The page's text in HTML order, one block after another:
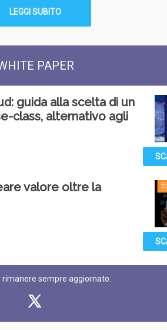
LEGGI SUBITO
PAPER
guida alla scelta di un
class, alternativo agli
valore oltre la
rimanere sempre aggiornato: